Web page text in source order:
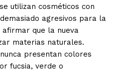
utilizan cosméticos con
agresivos para la
que la nueva
materias naturales.
presentan colores
fucsia, verde o